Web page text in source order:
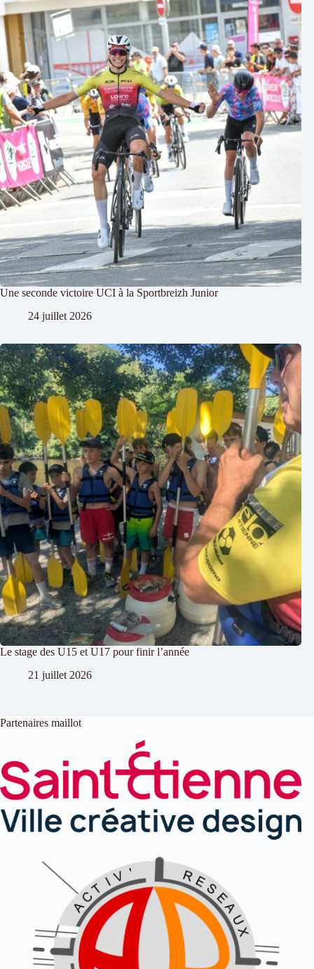
Une seconde victoire UCI à la Sportbreizh Junior
24 juillet 2026
Le stage des U15 et U17 pour finir l’année
21 juillet 2026
Partenaires maillot